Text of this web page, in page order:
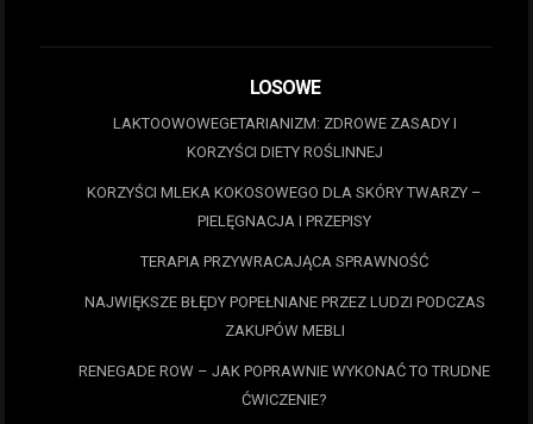
LOSOWE
LAKTOOWOWEGETARIANIZM: ZDROWE ZASADY I
KORZYŚCI DIETY ROŚLINNEJ
KORZYŚCI MLEKA KOKOSOWEGO DLA SKÓRY TWARZY –
PIELĘGNACJA I PRZEPISY
TERAPIA PRZYWRACAJĄCA SPRAWNOŚĆ
NAJWIĘKSZE BŁĘDY POPEŁNIANE PRZEZ LUDZI PODCZAS
ZAKUPÓW MEBLI
RENEGADE ROW – JAK POPRAWNIE WYKONAĆ TO TRUDNE
ĆWICZENIE?